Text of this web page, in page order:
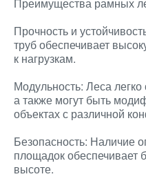
Прочность и
труб обеспечивает
к нагрузкам.
Модульность: Леса
а также могут быть
объектах с различной
Безопасность: Наличие
площадок обеспечивает
высоте.